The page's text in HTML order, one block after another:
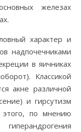
железах
характер и
надпочечниками
в яичниках
Классикой
акне различной
и гирсутизм
по мнению